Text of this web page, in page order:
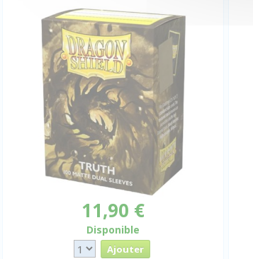
11,90 €
Disponible